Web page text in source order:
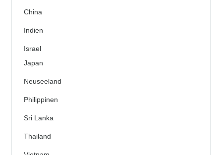
China
Indien
Israel
Japan
Neuseeland
Philippinen
Sri Lanka
Thailand